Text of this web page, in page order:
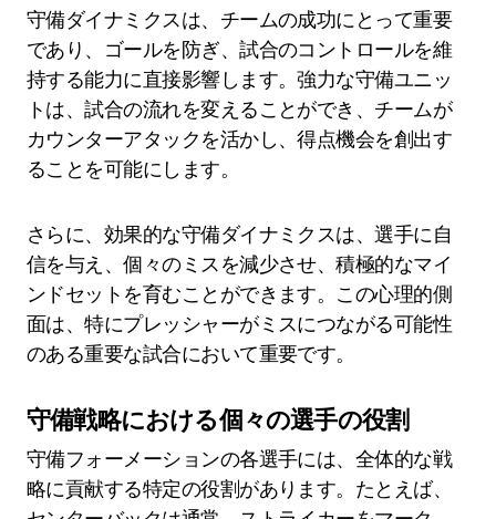
守備ダイナミクスは、チームの成功にとって重要
であり、ゴールを防ぎ、試合のコントロールを維
持する能力に直接影響します。強力な守備ユニッ
トは、試合の流れを変えることができ、チームが
カウンターアタックを活かし、得点機会を創出す
ることを可能にします。
さらに、効果的な守備ダイナミクスは、選手に自
信を与え、個々のミスを減少させ、積極的なマイ
ンドセットを育むことができます。この心理的側
面は、特にプレッシャーがミスにつながる可能性
のある重要な試合において重要です。
守備戦略における個々の選手の役割
守備フォーメーションの各選手には、全体的な戦
略に貢献する特定の役割があります。たとえば、